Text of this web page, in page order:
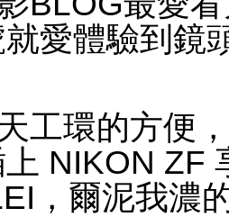
愛體驗到鏡
工環的方便
NIKON ZF
，爾泥我濃